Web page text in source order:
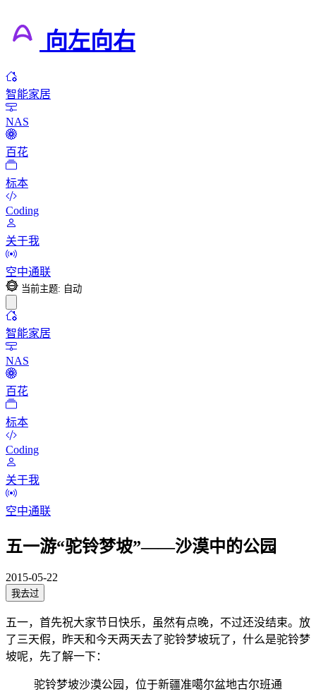
向左向右
智能家居
NAS
百花
标本
Coding
关于我
空中通联
当前主题: 自动
智能家居
NAS
百花
标本
Coding
关于我
空中通联
五一游“驼铃梦坡”——沙漠中的公园
2015-05-22
我去过
五一，首先祝大家节日快乐，虽然有点晚，不过还没结束。放
了三天假，昨天和今天两天去了驼铃梦坡玩了，什么是驼铃梦
坡呢，先了解一下：
驼铃梦坡沙漠公园，位于新疆准噶尔盆地古尔班通